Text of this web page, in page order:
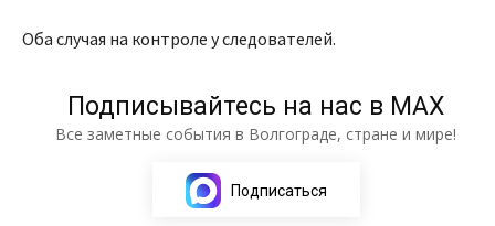
Оба случая на контроле у следователей.
Подписывайтесь на нас в МАХ
Все заметные события в Волгограде, стране и мире!
Подписаться